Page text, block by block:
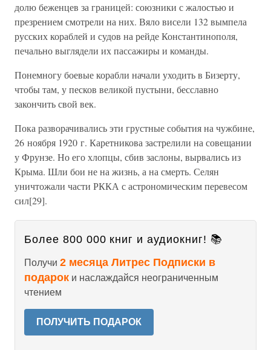
долю беженцев за границей: союзники с жалостью и
презрением смотрели на них. Вяло висели 132 вымпела
русских кораблей и судов на рейде Константинополя,
печально выглядели их пассажиры и команды.
Понемногу боевые корабли начали уходить в Бизерту,
чтобы там, у песков великой пустыни, бесславно
закончить свой век.
Пока разворачивались эти грустные события на чужбине,
26 ноября 1920 г. Каретникова застрелили на совещании
у Фрунзе. Но его хлопцы, сбив заслоны, вырвались из
Крыма. Шли бои не на жизнь, а на смерть. Селян
уничтожали части РККА с астрономическим перевесом
сил[29].
Более 800 000 книг и аудиокниг! 📚
Получи 2 месяца Литрес Подписки в
подарок и наслаждайся неограниченным
чтением
ПОЛУЧИТЬ ПОДАРОК